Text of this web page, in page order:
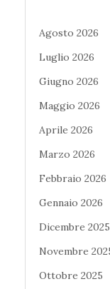
Agosto 2026
Luglio 2026
Giugno 2026
Maggio 2026
Aprile 2026
Marzo 2026
Febbraio 2026
Gennaio 2026
Dicembre 2025
Novembre
Ottobre 2025